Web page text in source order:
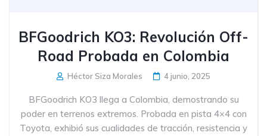
BFGoodrich KO3: Revolución Off-
Road Probada en Colombia
Héctor Siza Morales 4 junio, 2025
BFGoodrich KO3 llega a Colombia, demostrando su
poder en terrenos extremos. Probada en pista 4×4 con
Toyota, exhibió sus cualidades de tracción, resistencia y